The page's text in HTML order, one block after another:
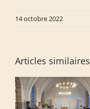
14 octobre 2022
Articles similaires